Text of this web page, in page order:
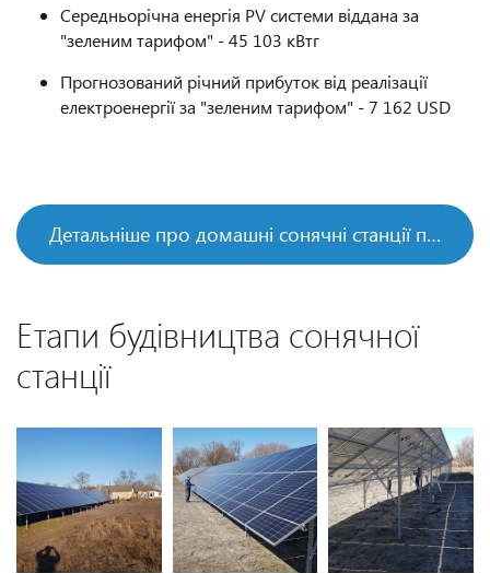
Середньорічна енергія PV системи віддана за
"зеленим тарифом" - 45 103 кВтг
Прогнозований річний прибуток від реалізації
електроенергії за "зеленим тарифом" - 7 162 USD
Детальніше про домашні сонячні станції під Зелений тариф
Етапи будівництва сонячної
станції